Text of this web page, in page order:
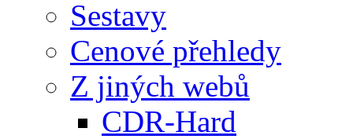
Sestavy
Cenové přehledy
Z jiných webů
CDR-Hard